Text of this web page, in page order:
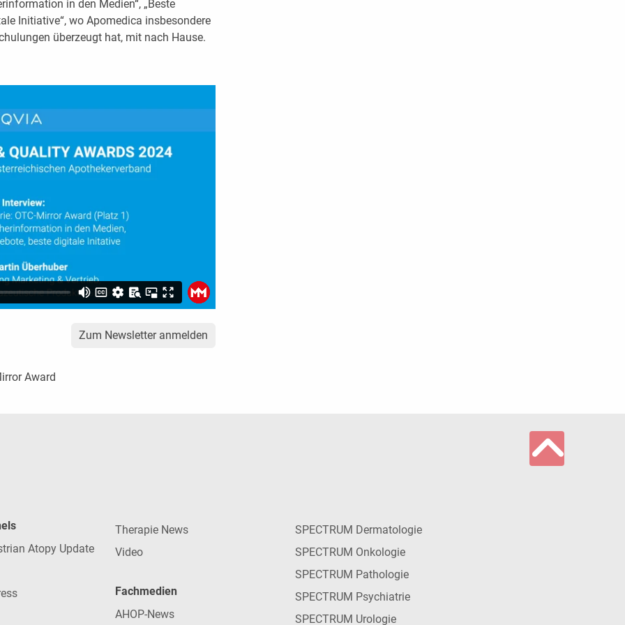
in den Medien“, „Beste
Initiative“, wo Apomedica insbesondere
überzeugt hat, mit nach Hause.
Zum Newsletter anmelden
Award
Atopy Update
Therapie News
Video
Fachmedien
AHOP-News
SPECTRUM Dermatologie
SPECTRUM Onkologie
SPECTRUM Pathologie
SPECTRUM Psychiatrie
SPECTRUM Urologie